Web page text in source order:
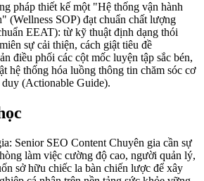
pháp thiết kế một "Hệ thống vận hành
(Wellness SOP) đạt chuẩn chất lượng
EEAT): từ kỹ thuật định dạng thói
sự cải thiện, cách giật tiêu đề
điều phối các cột mốc luyện tập sắc bén,
hệ thống hóa luồng thông tin chăm sóc cơ
duy (Actionable Guide).
Senior SEO Content Chuyên gia cần sự
làm việc cường độ cao, người quản lý,
sở hữu chiếc la bàn chiến lược để xây